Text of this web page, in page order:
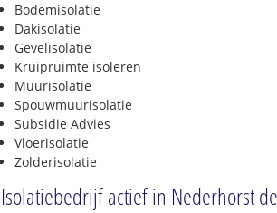
Bodemisolatie
Dakisolatie
Gevelisolatie
Kruipruimte isoleren
Muurisolatie
Spouwmuurisolatie
Subsidie Advies
Vloerisolatie
Zolderisolatie
Isolatiebedrijf actief in Nederhorst